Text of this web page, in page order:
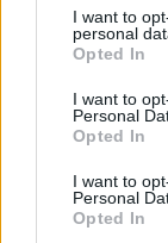
not limited to
grant or deny
use your data
consent section.
I want to
personal
Opted In
I want to
Personal
Opted In
I want to
Personal
Opted In
Κάθε
τύπου
ξεκίνησε η
2017, το
για έγκριση
πληρούν το
αποτελέσματα